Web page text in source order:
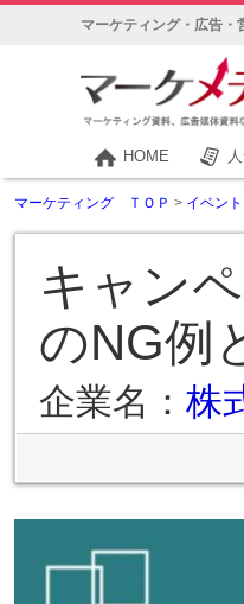
マーケティング・広告・
HOME
マーケティング ＴＯＰ > イベン
キャン
のNG例
企業名： 株